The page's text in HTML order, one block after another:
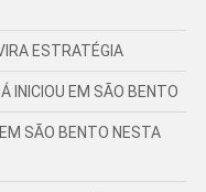
ESTRATÉGIA
INICIOU EM SÃO BENTO
SÃO BENTO NESTA